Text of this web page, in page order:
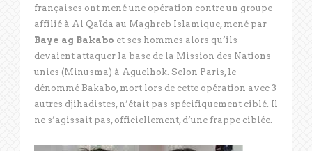
françaises ont mené une opération contre un groupe
affilié à Al Qaïda au Maghreb Islamique, mené par
Baye ag Bakabo et ses hommes alors qu’ils
devaient attaquer la base de la Mission des Nations
unies (Minusma) à Aguelhok. Selon Paris, le
dénommé Bakabo, mort lors de cette opération avec 3
autres djihadistes, n’était pas spécifiquement ciblé. Il
ne s’agissait pas, officiellement, d’une frappe ciblée.